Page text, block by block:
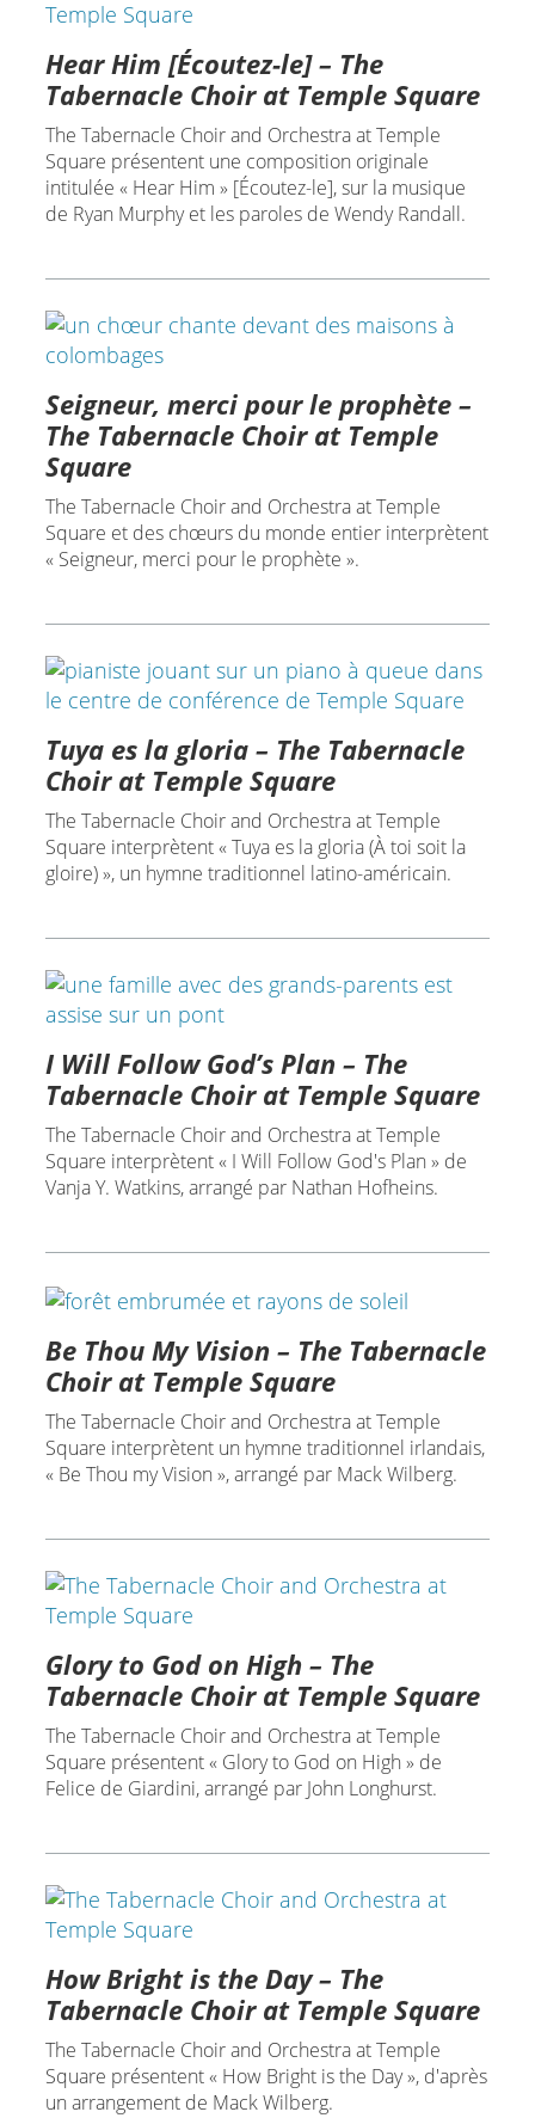
Hear Him [Écoutez-le] – The
Tabernacle Choir at Temple Square
The Tabernacle Choir and Orchestra at Temple
Square présentent une composition originale
intitulée « Hear Him » [Écoutez-le], sur la musique
de Ryan Murphy et les paroles de Wendy Randall.
Seigneur, merci pour le prophète –
The Tabernacle Choir at Temple
Square
The Tabernacle Choir and Orchestra at Temple
Square et des chœurs du monde entier interprètent
« Seigneur, merci pour le prophète ».
Tuya es la gloria – The Tabernacle
Choir at Temple Square
The Tabernacle Choir and Orchestra at Temple
Square interprètent « Tuya es la gloria (À toi soit la
gloire) », un hymne traditionnel latino-américain.
I Will Follow God’s Plan – The
Tabernacle Choir at Temple Square
The Tabernacle Choir and Orchestra at Temple
Square interprètent « I Will Follow God's Plan » de
Vanja Y. Watkins, arrangé par Nathan Hofheins.
Be Thou My Vision – The Tabernacle
Choir at Temple Square
The Tabernacle Choir and Orchestra at Temple
Square interprètent un hymne traditionnel irlandais,
« Be Thou my Vision », arrangé par Mack Wilberg.
Glory to God on High – The
Tabernacle Choir at Temple Square
The Tabernacle Choir and Orchestra at Temple
Square présentent « Glory to God on High » de
Felice de Giardini, arrangé par John Longhurst.
How Bright is the Day – The
Tabernacle Choir at Temple Square
The Tabernacle Choir and Orchestra at Temple
Square présentent « How Bright is the Day », d'après
un arrangement de Mack Wilberg.